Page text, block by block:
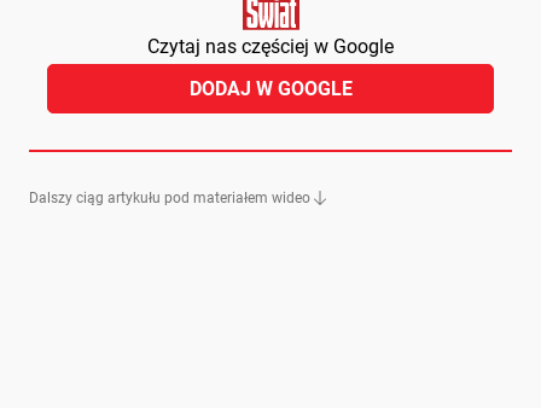
Czytaj nas częściej w Google
DODAJ W GOOGLE
Dalszy ciąg artykułu pod materiałem wideo